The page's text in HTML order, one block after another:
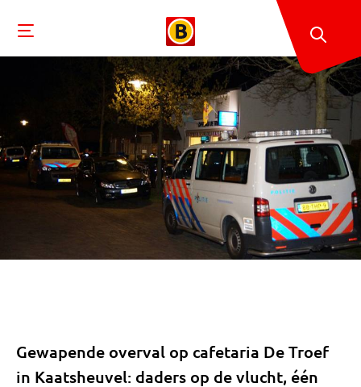
Gewapende overval op cafetaria De Troef
in Kaatsheuvel: daders op de vlucht, één